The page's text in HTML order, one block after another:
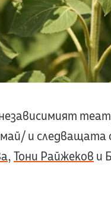
и
,Тони Райжеков и